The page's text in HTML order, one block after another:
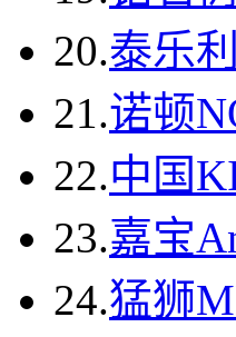
20.泰乐
21.诺顿
22.中国
23.嘉宝
24.猛狮